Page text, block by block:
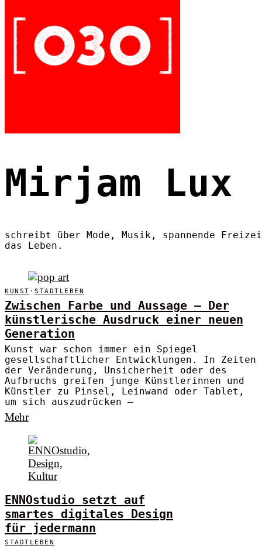
Mirjam Lux
schreibt über Mode, Musik, spannende
das Leben.
KUNST · STADTLEBEN
Zwischen Farbe und Aussage – Der
künstlerische Ausdruck einer neuen
Generation
Kunst war schon immer ein Spiegel
gesellschaftlicher Entwicklungen. In Zeiten
der Veränderung, Unsicherheit oder des
Aufbruchs greifen junge Künstlerinnen und
Künstler zu Pinsel, Leinwand oder Tablet,
um sich auszudrücken –
Mehr
ENNOstudio setzt auf
smartes digitales Design
für jedermann
STADTLEBEN